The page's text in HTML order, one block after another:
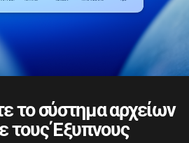
το σύστημα αρχείων
τους Έξυπνους